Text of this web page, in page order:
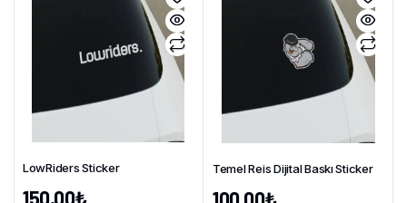
LowRiders Sticker
150,00₺
Temel Reis Dijital Baskı Sticker